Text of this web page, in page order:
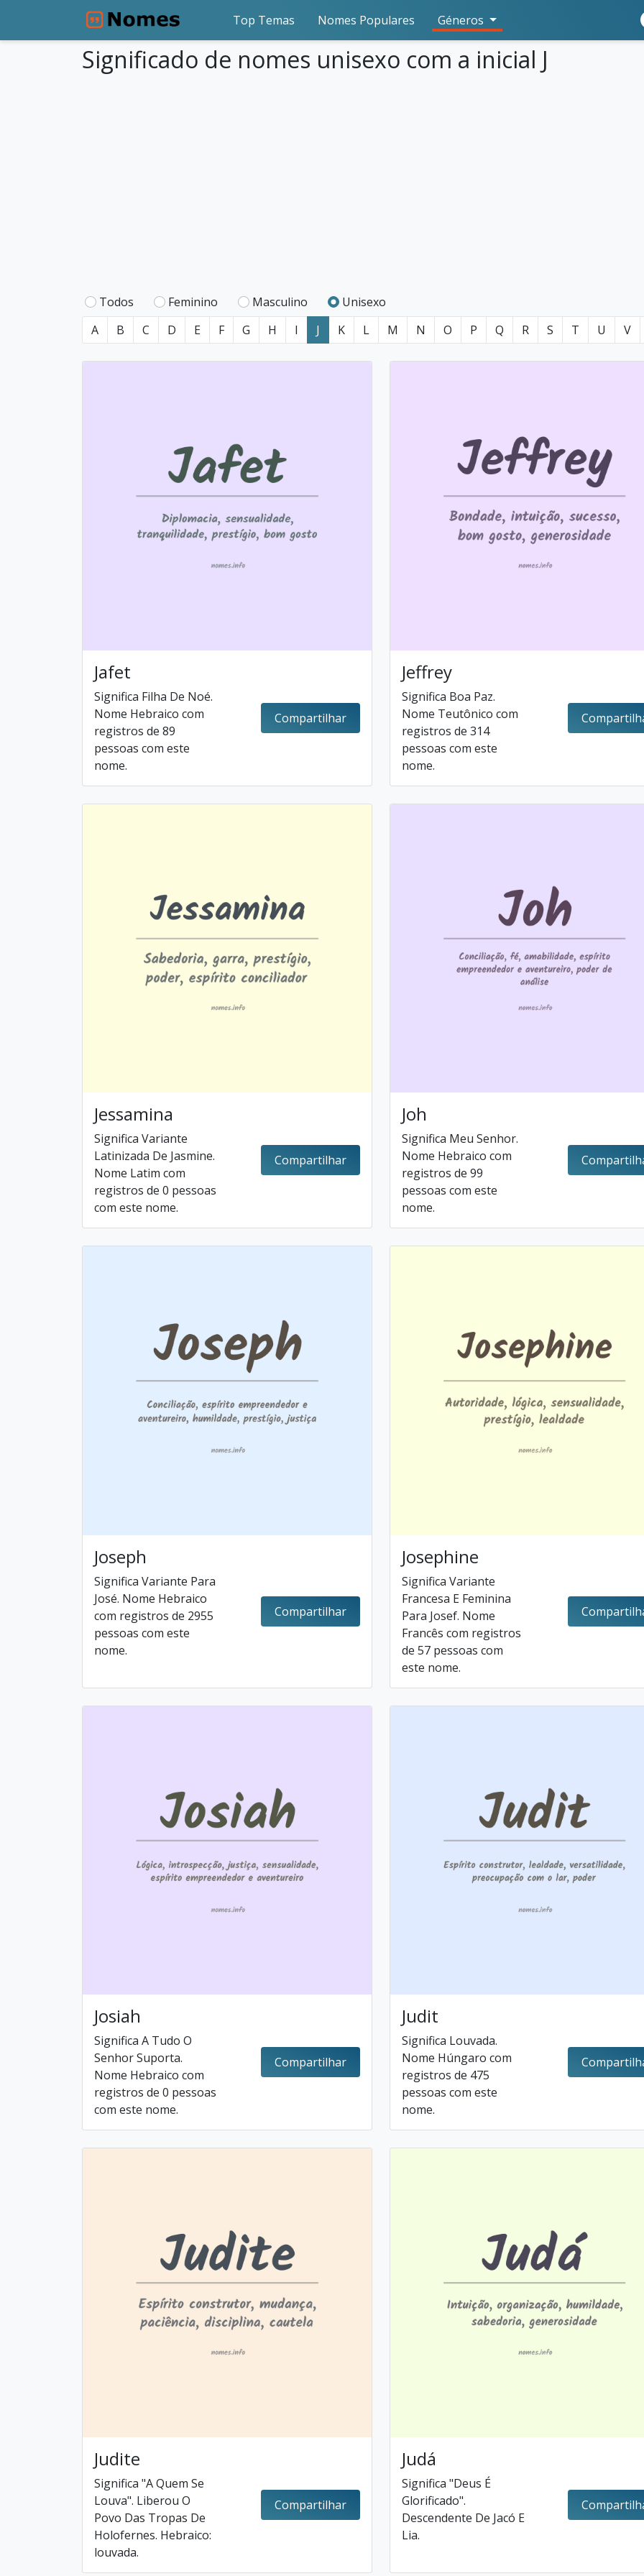
Top Temas Nomes Populares Géneros
Significado de nomes unisexo com a inicial J
Todos Feminino Masculino
Unisexo
A
B C D E F G H I J K L M N O P Q R S T U V
Jafet
Significa Filha De Noé.
Nome Hebraico com
registros de 89
pessoas com este
nome.
Compartilhar
Jeffrey
Significa Boa Paz.
Nome Teutônico com
registros de 314
pessoas com este
nome.
Jessamina
Significa Variante
Latinizada De Jasmine.
Nome Latim com
registros de 0 pessoas
com este nome.
Compartilhar
Joh
Significa Meu Senhor.
Nome Hebraico com
registros de 99
pessoas com este
nome.
Joseph
Significa Variante Para
José. Nome Hebraico
com registros de 2955
pessoas com este
nome.
Compartilhar
Josephine
Significa Variante
Francesa E Feminina
Para Josef. Nome
Francês com registros
de 57 pessoas com
este nome.
Josiah
Significa A Tudo O
Senhor Suporta.
Nome Hebraico com
registros de 0 pessoas
com este nome.
Compartilhar
Judit
Significa Louvada.
Nome Húngaro com
registros de 475
pessoas com este
nome.
Judite
Significa "A Quem Se
Louva". Liberou O
Povo Das Tropas De
Holofernes. Hebraico:
louvada.
Compartilhar
Judá
Significa "Deus É
Glorificado".
Descendente De Jacó E
Lia.